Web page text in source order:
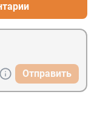
Отправить